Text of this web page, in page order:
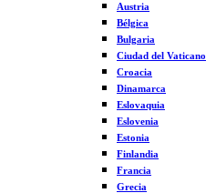
Austria
Bélgica
Bulgaria
Ciudad del Vaticano
Croacia
Dinamarca
Eslovaquia
Eslovenia
Estonia
Finlandia
Francia
Grecia